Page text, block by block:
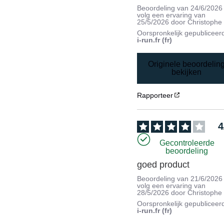
Beoordeling van24/6/2026
volg een ervaring van
25/5/2026 doorChristophe
Oorspronkelijk
i-run.fr (fr)
Originele
bekijken
Rapporteer
4
Gecontroleerde
beoordeling
goed product
Beoordeling van 21/6/2026
volg een ervaring van
28/5/2026 doorChristophe
Oorspronkelijk
i-run.fr (fr)